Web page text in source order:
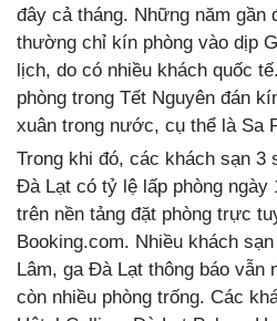
đây cả tháng. Những năm gần
thường chỉ kín phòng vào dịp
lịch, do có nhiều khách quốc
phòng trong Tết Nguyên đán
xuân trong nước, cụ thể là Sa
Trong khi đó, các khách sạn 3
Đà Lạt có tỷ lệ lấp phòng ngày
trên nền tảng đặt phòng trực
Booking.com. Nhiều khách
Lâm, ga Đà Lạt thông báo vẫn
còn nhiều phòng trống. Các